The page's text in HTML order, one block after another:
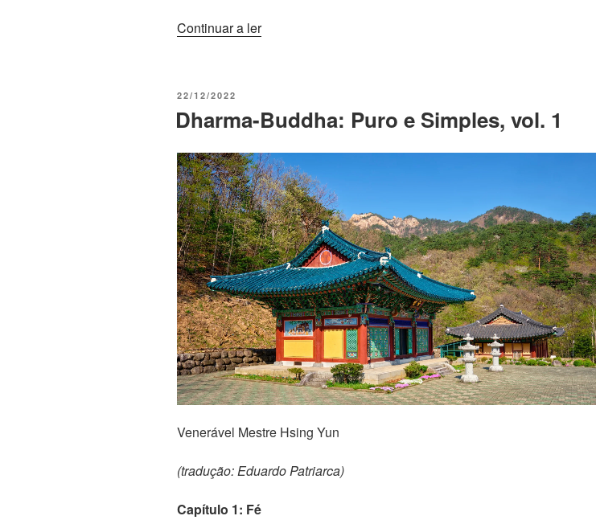
Continuar a ler
22/12/2022
Dharma-Buddha: Puro e Simples, vol. 1
Venerável Mestre Hsing Yun
(tradução: Eduardo Patriarca)
Capítulo 1: Fé